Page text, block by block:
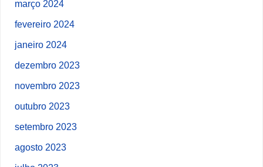
março 2024
fevereiro 2024
janeiro 2024
dezembro 2023
novembro 2023
outubro 2023
setembro 2023
agosto 2023